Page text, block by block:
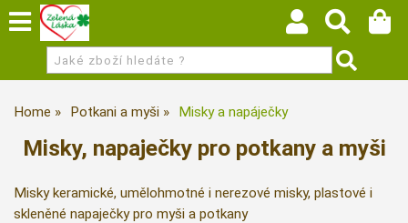
Home Potkani a myši Misky a napáječky
Misky, napaječky pro potkany a myši
Misky keramické, umělohmotné i nerezové misky, plastové i
skleněné napaječky pro myši a potkany